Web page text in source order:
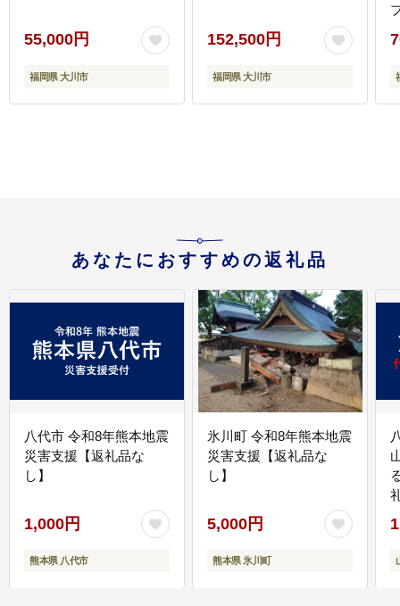
55,000円
福岡県 大川市
152,500円
福岡県 大川市
あなたにおすすめの返礼品
八代市 令和8年熊本地震
災害支援【返礼品な
し】
1,000円
熊本県 八代市
氷川町 令和8年熊本地震
災害支援【返礼品な
し】
5,000円
熊本県 氷川町